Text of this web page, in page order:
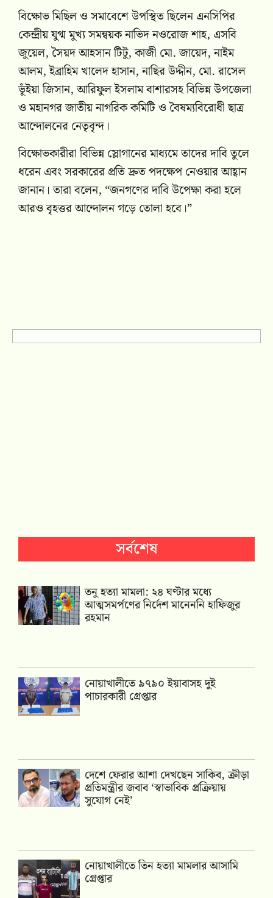
বিক্ষোভ মিছিল ও সমাবেশে উপস্থিত ছিলেন এনসিপির
কেন্দ্রীয় যুগ্ম মুখ্য সমন্বয়ক নাভিদ নওরোজ শাহ, এসবি
জুয়েল, সৈয়দ আহসান টিটু, কাজী মো. জায়েদ, নাইম
আলম, ইব্রাহিম খালেদ হাসান, নাছির উদ্দীন, মো. রাসেল
ভূঁইয়া জিসান, আরিফুল ইসলাম বাশারসহ বিভিন্ন উপজেলা
ও মহানগর জাতীয় নাগরিক কমিটি ও বৈষম্যবিরোধী ছাত্র
আন্দোলনের নেতৃবৃন্দ।
বিক্ষোভকারীরা বিভিন্ন স্লোগানের মাধ্যমে তাদের দাবি তুলে
ধরেন এবং সরকারের প্রতি দ্রুত পদক্ষেপ নেওয়ার আহ্বান
জানান। তারা বলেন, “জনগণের দাবি উপেক্ষা করা হলে
আরও বৃহত্তর আন্দোলন গড়ে তোলা হবে।”
সর্বশেষ
তনু হত্যা মামলা: ২৪ ঘণ্টার মধ্যে
আত্মসমর্পণের নির্দেশ মানেননি হাফিজুর
রহমান
নোয়াখালীতে ৯৭৯০ ইয়াবাসহ দুই
পাচারকারী গ্রেপ্তার
দেশে ফেরার আশা দেখছেন সাকিব, ক্রীড়া
প্রতিমন্ত্রীর জবাব ‘স্বাভাবিক প্রক্রিয়ায়
সুযোগ নেই’
নোয়াখালীতে তিন হত্যা মামলার আসামি
গ্রেপ্তার